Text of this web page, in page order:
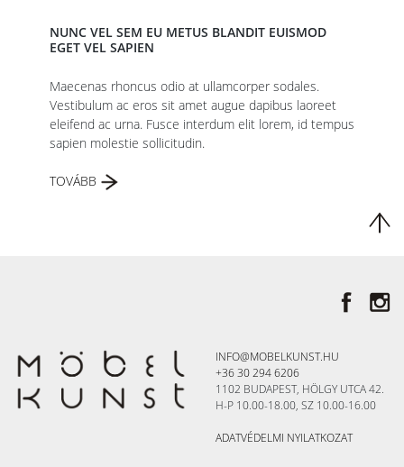
NUNC VEL SEM EU METUS BLANDIT EUISMOD
EGET VEL SAPIEN
Maecenas rhoncus odio at ullamcorper sodales.
Vestibulum ac eros sit amet augue dapibus laoreet
eleifend ac urna. Fusce interdum elit lorem, id tempus
sapien molestie sollicitudin.
TOVÁBB
INFO@MOBELKUNST.HU
+36 30 294 6206
1102 BUDAPEST, HÖLGY UTCA 42.
H-P 10.00-18.00, SZ 10.00-16.00
ADATVÉDELMI NYILATKOZAT